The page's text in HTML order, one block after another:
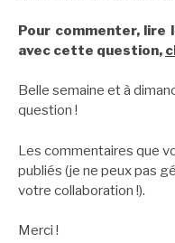
Pour commenter, lire
avec cette question,
Belle semaine et à
question !
Les commentaires que
publiés (je ne peux pas
votre collaboration !).
Merci !